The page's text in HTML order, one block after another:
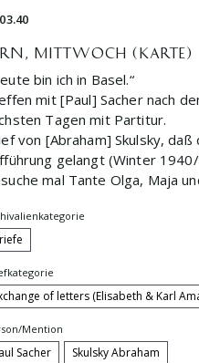
MITTWOCH (KARTE)
bin ich in Basel.“
mit [Paul] Sacher nach
Tagen mit Partitur.
von [Abraham] Skulsky, daß
gelangt (Winter
mal Tante Olga, Maja
of letters (Elisabeth & Karl
Mention
Sacher Skulsky Abraham